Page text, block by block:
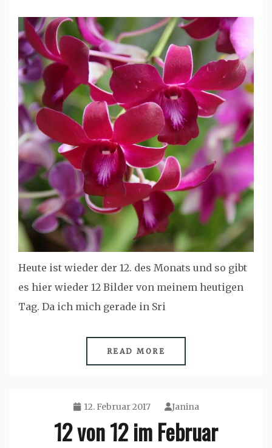
Heute ist wieder der 12. des Monats und so gibt
es hier wieder 12 Bilder von meinem heutigen
Tag. Da ich mich gerade in Sri
READ MORE
12. Februar 2017 Janina
12 von 12 im Februar